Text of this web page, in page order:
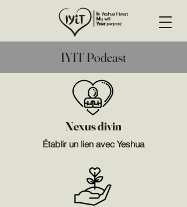
IYIT Podcast
Nexus divin
Établir un lien avec Yeshua